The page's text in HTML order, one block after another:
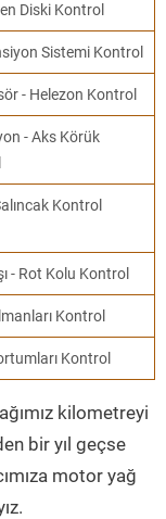
Diski Kontrol
Sistemi Kontrol
- Helezon Kontrol
- Aks Körük
Kontrol
- Rot Kolu Kontrol
Kontrol
Kontrol
kilometreyi
bir yıl geçse
motor yağ